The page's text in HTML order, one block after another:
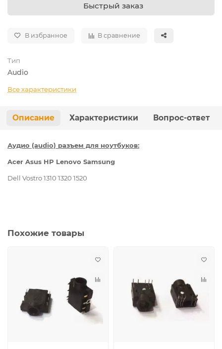
Быстрый заказ
В избранное В сравнение
Тип
Audio
Все характеристики
Описание Характеристики Вопрос-ответ
Аудио (audio) разъем для ноутбуков:
Acer Asus HP Lenovo Samsung
Dell Vostro 1310 1320 1520
Похожие товары